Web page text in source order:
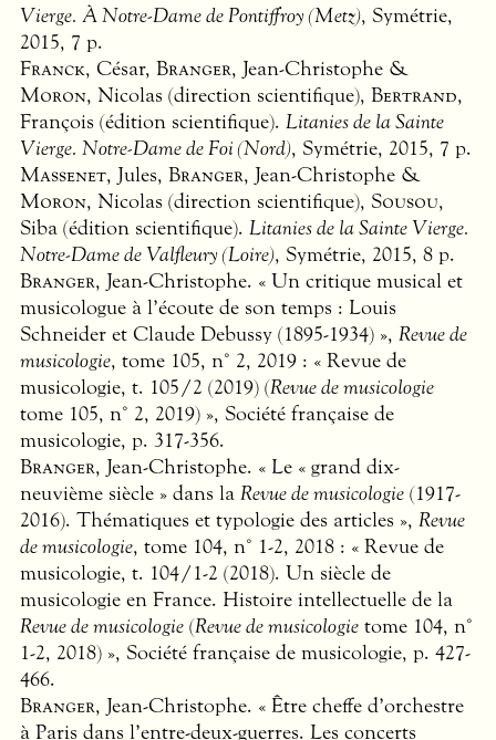
Vierge. À Notre-Dame de Pontiffroy (Metz), Symétrie,
2015, 7 p.
Franck, César, Branger, Jean-Christophe &
Moron, Nicolas (direction scientifique), Bertrand,
François (édition scientifique). Litanies de la Sainte
Vierge. Notre-Dame de Foi (Nord), Symétrie, 2015, 7 p.
Massenet, Jules, Branger, Jean-Christophe &
Moron, Nicolas (direction scientifique), Sousou,
Siba (édition scientifique). Litanies de la Sainte Vierge.
Notre-Dame de Valfleury (Loire), Symétrie, 2015, 8 p.
Branger, Jean-Christophe. « Un critique musical et
musicologue à l’écoute de son temps : Louis
Schneider et Claude Debussy (1895-1934) », Revue de
musicologie, tome 105, n° 2, 2019 : « Revue de
musicologie, t. 105/2 (2019) (Revue de musicologie
tome 105, n° 2, 2019) », Société française de
musicologie, p. 317-356.
Branger, Jean-Christophe. « Le « grand dix-
neuvième siècle » dans la Revue de musicologie (1917-
2016). Thématiques et typologie des articles », Revue
de musicologie, tome 104, n° 1-2, 2018 : « Revue de
musicologie, t. 104/1-2 (2018). Un siècle de
musicologie en France. Histoire intellectuelle de la
Revue de musicologie (Revue de musicologie tome 104, n°
1-2, 2018) », Société française de musicologie, p. 427-
466.
Branger, Jean-Christophe. « Être cheffe d’orchestre
à Paris dans l’entre-deux-guerres. Les concerts